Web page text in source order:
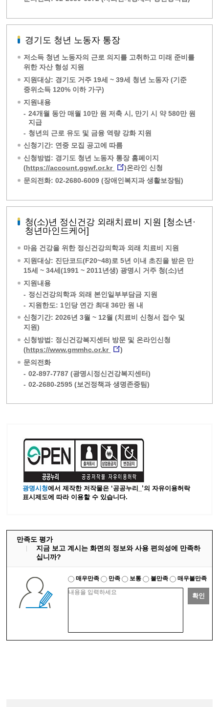
경기도 청년 노동자 통장
저소득 청년 노동자의 근로 의지를 고취하고 미래 준비를
위한 자산 형성 지원
지원대상: 경기도 거주 19세 ~ 39세 청년 노동자 (기준
중위소득 120% 이하 가구)
지원내용
- 24개월 동안 매월 10만 원 저축 시, 만기 시 약 580만 원
지급
- 청년의 근로 유도 및 금융 역량 강화 지원
신청기간: 연중 모집 공고에 따름
신청방법: 경기도 청년 노동자 통장 홈페이지
(https://account.ggwf.or.kr
)온라인 신청
문의전화: 02-2680-6009 (장애인복지과 생활보장팀)
청(소)년 정신건강 외래치료비 지원 [청소년·
청년마인드케어]
마음 건강을 위한 정신건강의학과 외래 치료비 지원
지원대상: 진단코드(F20~48)로 5년 이내 초진을 받은 만
15세 ~ 34세(1991 ~ 2011년생) 광명시 거주 청(소)년
지원내용
- 정신건강의학과 외래 본인일부부담금 지원
- 지원한도: 1인당 연간 최대 36만 원 내
신청기간: 2026년 3월 ~ 12월 (치료비 신청서 접수 및
지원)
신청방법: 정신건강복지센터 방문 및 온라인신청
(https://www.gmmhc.or.kr
)
문의전화
- 02-897-7787 (광명시정신건강복지센터)
- 02-2680-2595 (보건정책과 생명존중팀)
광명시청에서 제작한 저작물은 ‘공공누리_’의 자유이용허락
표시제도에 따라 이용할 수 있습니다.
만족도 평가
지금 보고 계시는 화면의 정보와 사용 편의성에 만족하
십니까?
매우만족 만족 보통 불만족 매우불만족
확인